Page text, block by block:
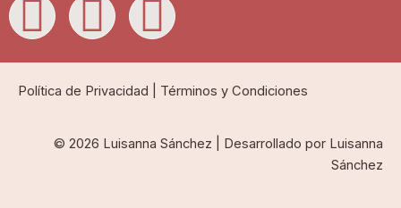
L
i
n
k
I
n
s
t
Y
o
u
t
Política de Privacidad Términos y Condiciones
© 2026 Luisanna Sánchez | Desarrollado por Luisanna
Sánchez